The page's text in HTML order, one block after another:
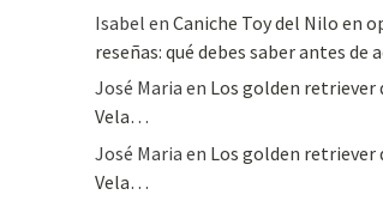
Isabel en Caniche Toy del Nilo en
reseñas: qué debes saber antes de
José Maria en Los golden retriever
Vela…
José Maria en Los golden retriever
Vela…